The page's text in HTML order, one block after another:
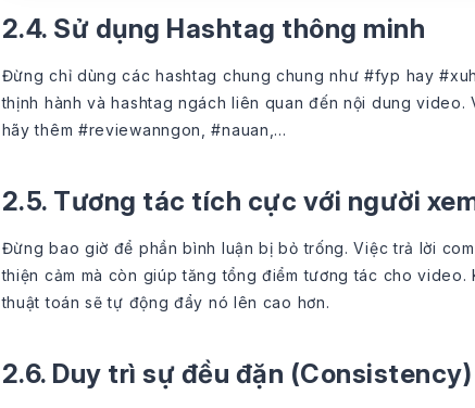
2.4. Sử dụng Hashtag thông minh
Đừng chỉ dùng các hashtag chung chung như #fyp hay
thịnh hành và hashtag ngách liên quan đến nội dung video.
hãy thêm #reviewanngon, #nauan,...
2.5. Tương tác tích cực với người
Đừng bao giờ để phần bình luận bị bỏ trống. Việc trả lời
thiện cảm mà còn giúp tăng tổng điểm tương tác cho video.
thuật toán sẽ tự động đẩy nó lên cao hơn.
2.6. Duy trì sự đều đặn (Consistency)